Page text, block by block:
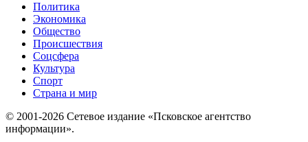
Политика
Экономика
Общество
Происшествия
Соцсфера
Культура
Спорт
Страна и мир
© 2001-2026 Сетевое издание «Псковское агентство
информации».